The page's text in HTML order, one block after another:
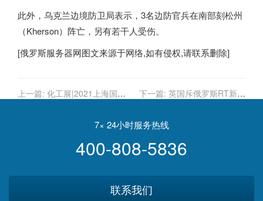
此外，乌克兰边境防卫局表示，3名边防官兵在南部刻松州
（Kherson）阵亡，另有若干人受伤。
[俄罗斯服务器网图文来源于网络,如有侵权,请联系删除]
上一篇: 化工展|2021上海国际
下一篇: 英国斥俄罗斯RT新闻
7× 24小时服务热线
400-808-5836
联系我们